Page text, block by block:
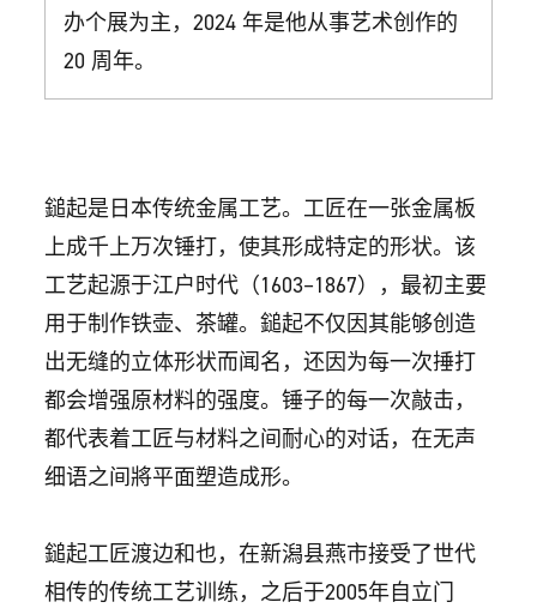
办个展为主，2024 年是他从事艺术创作的
20 周年。
鎚起是日本传统金属工艺。工匠在一张金属板
上成千上万次锤打，使其形成特定的形状。该
工艺起源于江户时代（1603–1867），最初主要
用于制作铁壶、茶罐。鎚起不仅因其能够创造
出无缝的立体形状而闻名，还因为每一次捶打
都会增强原材料的强度。锤子的每一次敲击，
都代表着工匠与材料之间耐心的对话，在无声
细语之间將平面塑造成形。
鎚起工匠渡边和也，在新潟县燕市接受了世代
相传的传统工艺训练，之后于2005年自立门